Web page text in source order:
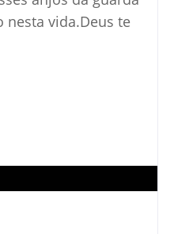
vida.Deus te